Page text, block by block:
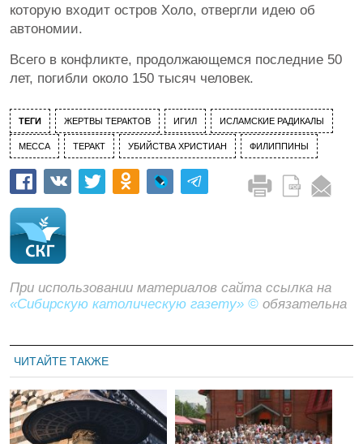
которую входит остров Холо, отвергли идею об
автономии.
Всего в конфликте, продолжающемся последние 50
лет, погибли около 150 тысяч человек.
ТЕГИ ЖЕРТВЫ ТЕРАКТОВ ИГИЛ ИСЛАМСКИЕ РАДИКАЛЫ
МЕССА ТЕРАКТ УБИЙСТВА ХРИСТИАН ФИЛИППИНЫ
При использовании материалов сайта ссылка на
«Сибирскую католическую газету» © обязательна
ЧИТАЙТЕ ТАКЖЕ